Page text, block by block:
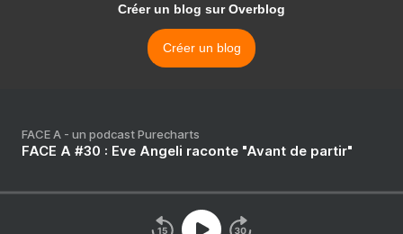
Créer un blog sur Overblog
Créer un blog
FACE A - un podcast Purecharts
FACE A #30 : Eve Angeli raconte "Avant de partir"